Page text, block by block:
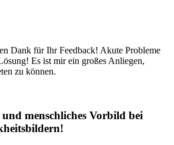
Dank für Ihr Feedback! Akute Probleme
Es ist mir ein großes Anliegen,
zu können.
menschliches Vorbild bei